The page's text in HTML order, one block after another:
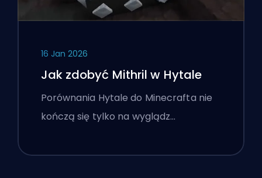
16 Jan 2026
Jak zdobyć Mithril w Hytale
Porównania Hytale do Minecrafta nie
kończą się tylko na wyglądz…